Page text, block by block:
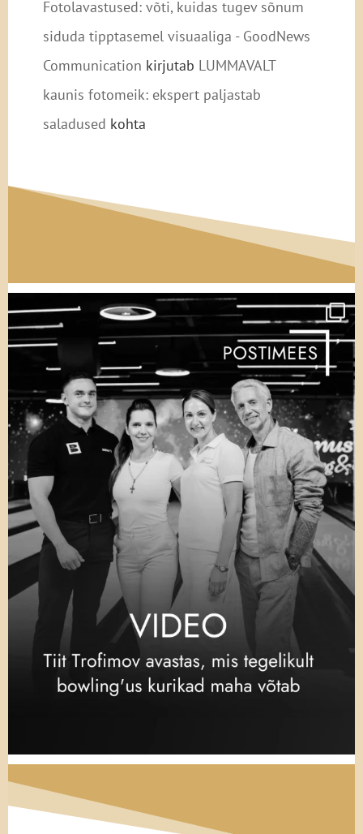
Fotolavastused: võti, kuidas tugev sõnum
siduda tipptasemel visuaaliga - GoodNews
Communication kirjutab LUMMAVALT
kaunis fotomeik: ekspert paljastab
saladused kohta